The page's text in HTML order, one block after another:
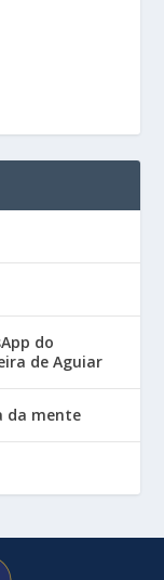
do
de Aguiar
da mente